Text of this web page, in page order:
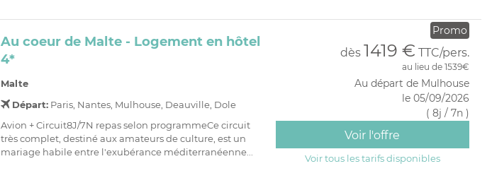
Au coeur de Malte - Logement en hôtel
4*
Malte
Départ:Paris, Nantes, Mulhouse, Deauville, Dole
Avion + Circuit8J/7N repas selon programmeCe circuit
très complet, destiné aux amateurs de culture, est un
mariage habile entre l'exubérance méditerranéenne...
Promo
dès 1419 € TTC/pers.
au lieu de 1539€
Au départ de Mulhouse
le 05/09/2026
( 8j / 7n )
Voir l'offre
Voir tous les tarifs disponibles